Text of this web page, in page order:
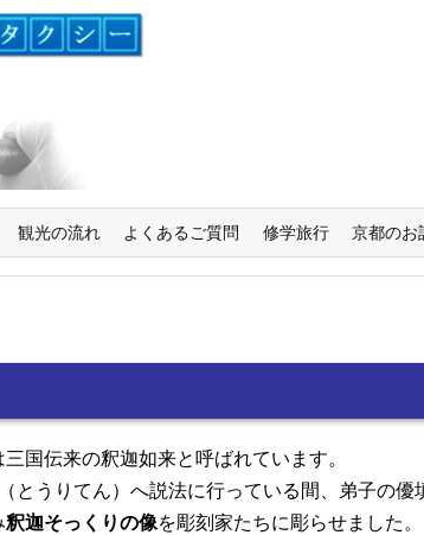
観光の流れ よくあるご質問 修学旅行 京都のお
国伝来の釈迦如来と呼ばれています。
とうりてん）へ説法に行っている間、弟子の優
釈迦そっくりの像を彫刻家たちに彫らせました。